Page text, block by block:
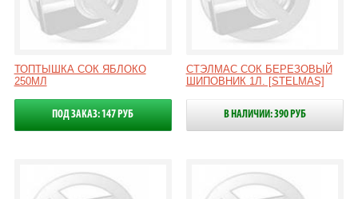
ТОПТЫШКА СОК ЯБЛОКО
250МЛ
ПОД ЗАКАЗ: 147 РУБ
СТЭЛМАС СОК БЕРЕЗОВЫЙ
ШИПОВНИК 1Л. [STELMAS]
В НАЛИЧИИ: 390 РУБ